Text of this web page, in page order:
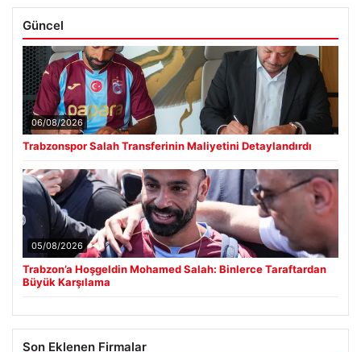
Güncel
06/08/2026
Trabzonspor Salah Transferinin Maliyetini Detaylandırdı
05/08/2026
Trabzon’a Hoşgeldin Mohamed Salah: Binlerce Taraftardan
Büyük Karşılama
Son Eklenen Firmalar